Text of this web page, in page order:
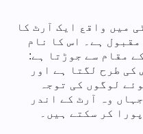
میں واقع ایک آرٹ کا
ہے۔ اس کا نام
مقام سے جوڑتا ہے:
کی طرح لگتا ہے اور
لوگوں کی توجہ
وہ آرٹ کے اندر
کر سکتے ہیں۔